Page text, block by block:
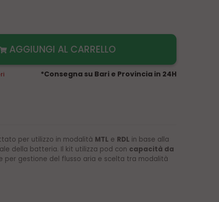
AGGIUNGI AL CARRELLO
*Consegna su Bari e Provincia in 24H
per utilizzo in modalità MTL e RDL in base alla
della batteria. Il kit utilizza pod con capacità da
per gestione del flusso aria e scelta tra modalità